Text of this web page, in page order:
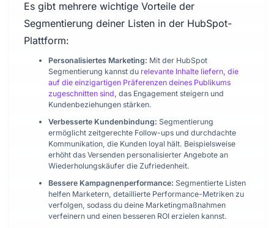
Es gibt mehrere wichtige Vorteile der
Segmentierung deiner Listen in der HubSpot-
Plattform:
Personalisiertes Marketing: Mit der HubSpot
Segmentierung kannst du relevante Inhalte liefern, die
auf die einzigartigen Präferenzen deines Publikums
zugeschnitten sind, das Engagement steigern und
Kundenbeziehungen stärken.
Verbesserte Kundenbindung: Segmentierung
ermöglicht zeitgerechte Follow-ups und durchdachte
Kommunikation, die Kunden loyal hält. Beispielsweise
erhöht das Versenden personalisierter Angebote an
Wiederholungskäufer die Zufriedenheit.
Bessere Kampagnenperformance: Segmentierte Listen
helfen Marketern, detaillierte Performance-Metriken zu
verfolgen, sodass du deine Marketingmaßnahmen
verfeinern und einen besseren ROI erzielen kannst.